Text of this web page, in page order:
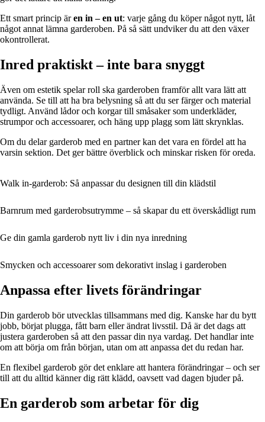
Ett smart princip ären in – en ut: varje gång du köper något nytt, låt
något annat lämna garderoben. På så sätt undviker du att den växer
okontrollerat.
Inred praktiskt – inte bara snyggt
Även om estetik spelar roll ska garderoben framför allt vara lätt att
använda. Se till att ha bra belysning så att du ser färger och material
tydligt. Använd lådor och korgar till småsaker som underkläder,
strumpor och accessoarer, och häng upp plagg som lätt skrynklas.
Om du delar garderob med en partner kan det vara en fördel att ha
varsin sektion. Det ger bättre överblick och minskar risken för oreda.
Walk in-garderob: Så anpassar du designen till din klädstil
Barnrum med garderobsutrymme – så skapar du ett överskådligt rum
Ge din gamla garderob nytt liv i din nya inredning
Smycken och accessoarer som dekorativt inslag i garderoben
Anpassa efter livets förändringar
Din garderob bör utvecklas tillsammans med dig. Kanske har du bytt
jobb, börjat plugga, fått barn eller ändrat livsstil. Då är det dags att
justera garderoben så att den passar din nya vardag. Det handlar inte
om att börja om från början, utan om att anpassa det du redan har.
En flexibel garderob gör det enklare att hantera förändringar – och ser
till att du alltid känner dig rätt klädd, oavsett vad dagen bjuder på.
En garderob som arbetar för dig